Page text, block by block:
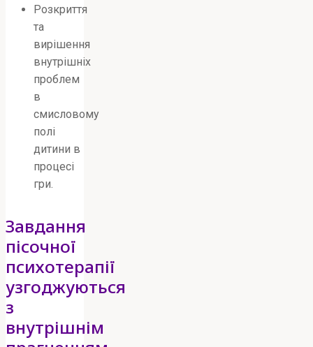
Розкриття
та
вирішення
внутрішніх
проблем
в
смисловому
полі
дитини в
процесі
гри.
Завдання
пісочної
психотерапії
узгоджуються
з
внутрішнім